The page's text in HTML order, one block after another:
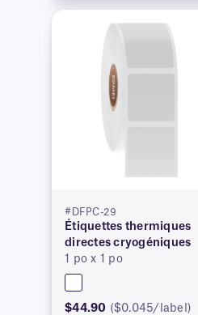
#DFPC-29
Étiquettes thermiques
directes cryogéniques
1 po x 1 po
$44.90 ($0.045/label)